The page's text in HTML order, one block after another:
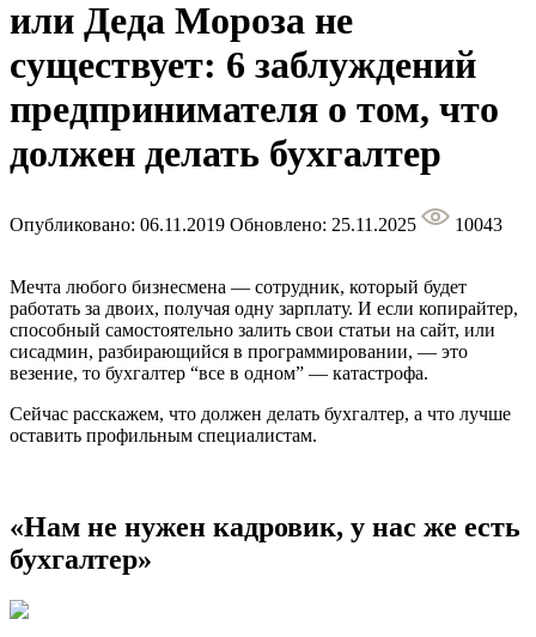
или Деда Мороза не
существует: 6 заблуждений
предпринимателя о том, что
должен делать бухгалтер
Опубликовано: 06.11.2019 Обновлено: 25.11.2025 10043
Мечта любого бизнесмена — сотрудник, который будет
работать за двоих, получая одну зарплату. И если копирайтер,
способный самостоятельно залить свои статьи на сайт, или
сисадмин, разбирающийся в программировании, — это
везение, то бухгалтер “все в одном” — катастрофа.
Сейчас расскажем, что должен делать бухгалтер, а что лучше
оставить профильным специалистам.
«Нам не нужен кадровик, у нас же есть
бухгалтер»